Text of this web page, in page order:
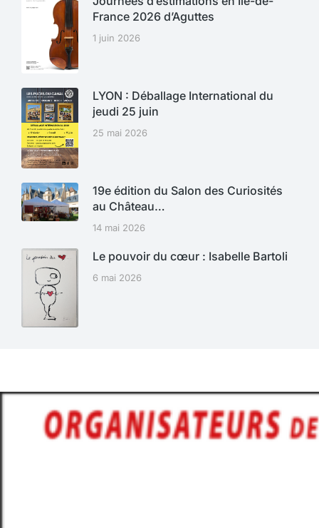
France 2026 d’Aguttes
1 juin 2026
LYON : Déballage International du
jeudi 25 juin
25 mai 2026
19e édition du Salon des Curiosités
au Château…
14 mai 2026
Le pouvoir du cœur : Isabelle Bartoli
6 mai 2026